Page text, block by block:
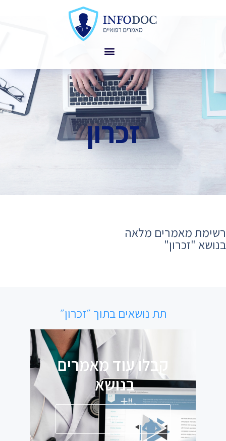
זכרון
רשימת מאמרים מלאה
בנושא ​"זכרון"
תת נושאים בתוך ״זכרון״
קבלו עוד מאמרים
בנושא